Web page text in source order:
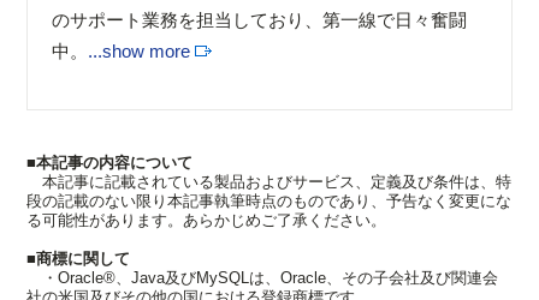
のサポート業務を担当しており、第一線で日々奮闘
中。 ...show more
■本記事の内容について
本記事に記載されている製品およびサービス、定義及び条件は、特
段の記載のない限り本記事執筆時点のものであり、予告なく変更にな
る可能性があります。あらかじめご了承ください。
■商標に関して
・Oracle®、Java及びMySQLは、Oracle、その子会社及び関連会